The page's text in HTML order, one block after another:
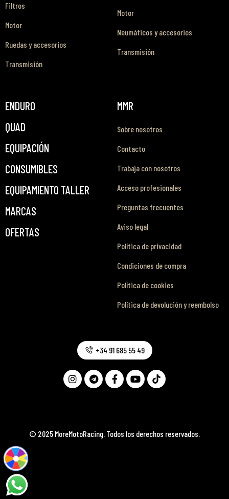
Filtros
Motor
Ruedas y accesorios
Transmisión
Motor
Neumáticos y accesorios
Transmisión
ENDURO
QUAD
EQUIPACIÓN
CONSUMIBLES
EQUIPAMIENTO TALLER
MARCAS
OFERTAS
MMR
Sobre nosotros
Contacto
Trabaja con nosotros
Acceso profesionales
Preguntas frecuentes
Aviso legal
Política de privacidad
Condiciones de compra
Política de cookies
Política de devolución y reembolso
© 2025 MoreMotoRacing. Todos los derechos reservados.
+34 91 685 55 49